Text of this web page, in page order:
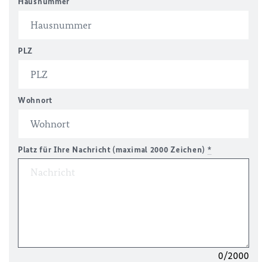
PLZ
Wohnort
Platz für Ihre Nachricht (maximal 2000 Zeichen) *
0/2000